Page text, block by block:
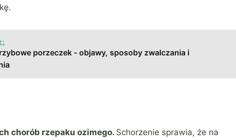
porzeczek - objawy, sposoby zwalczania i
chorób rzepaku ozimego. Schorzenie sprawia, że na